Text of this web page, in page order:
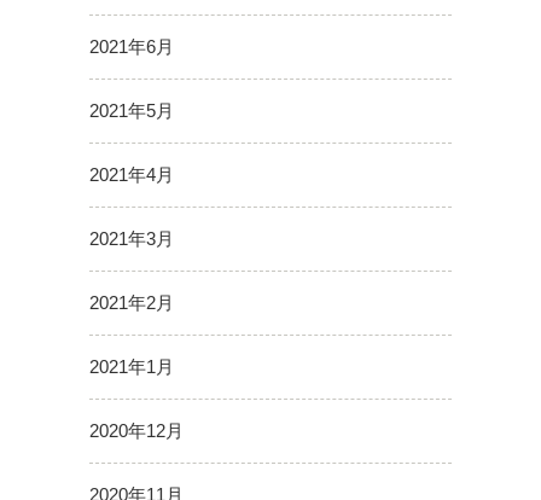
2021年6月
2021年5月
2021年4月
2021年3月
2021年2月
2021年1月
2020年12月
2020年11月